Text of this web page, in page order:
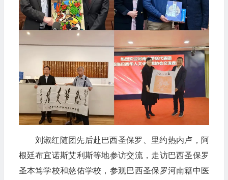
刘淑红随团先后赴巴西圣保罗、里约热内卢，阿
根廷布宜诺斯艾利斯等地参访交流，走访巴西圣保罗
圣本笃学校和慈佑学校，参观巴西圣保罗河南籍中医